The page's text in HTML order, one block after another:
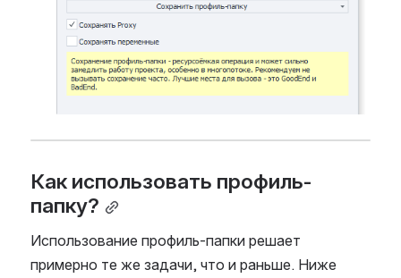
Как использовать профиль-
папку?
Использование профиль-папки решает
примерно те же задачи, что и раньше. Ниже